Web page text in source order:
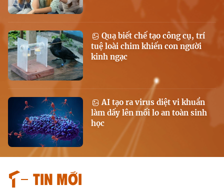
Quạ biết chế tạo công cụ, trí
tuệ loài chim khiến con người
kinh ngạc
AI tạo ra virus diệt vi khuẩn
làm dấy lên mối lo an toàn sinh
học
Tin mới